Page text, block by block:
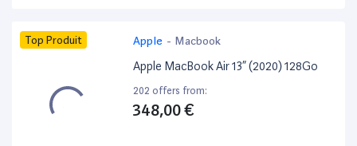
Top Produit Apple - Macbook
Apple MacBook Air 13” (2020) 128Go
202 offers from:
348,00 €